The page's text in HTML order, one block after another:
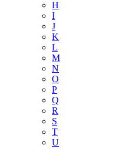
H
I
J
K
L
M
N
O
P
Q
R
S
T
U